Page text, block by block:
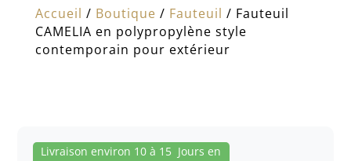
Accueil / Boutique / Fauteuil / Fauteuil
CAMELIA en polypropylène style
contemporain pour extérieur
Livraison environ 10 à 15 Jours en